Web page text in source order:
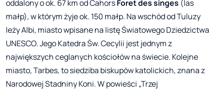
oddalony o ok. 67 km od CahorsForet des singes (las
małp), w którym żyje ok. 150 małp. Na wschód od Tuluzy
leży Albi, miasto wpisane na listę Światowego Dziedzictwa
UNESCO. Jego Katedra Św. Cecylii jest jednym z
największych ceglanych kościołów na świecie. Kolejne
miasto, Tarbes, to siedziba biskupów katolickich, znana z
Narodowej Stadniny Koni. W powieści „Trzej